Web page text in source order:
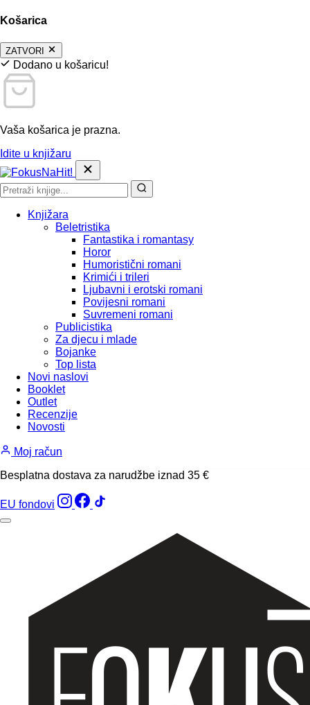
Košarica
ZATVORI
Dodano u košaricu!
Vaša košarica je prazna.
Idite u knjižaru
Knjižara
Beletristika
Fantastika i romantasy
Horor
Humoristični romani
Krimići i trileri
Ljubavni i erotski romani
Povijesni romani
Suvremeni romani
Publicistika
Za djecu i mlade
Bojanke
Top lista
Novi naslovi
Booklet
Outlet
Recenzije
Novosti
Moj račun
Besplatna dostava za narudžbe iznad 35 €
EU fondovi